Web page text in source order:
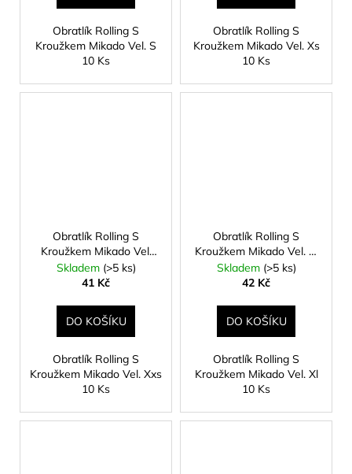
Obratlík Rolling S
Kroužkem Mikado Vel. S
10 Ks
Obratlík Rolling S
Kroužkem Mikado Vel. Xs
10 Ks
Obratlík Rolling S
Kroužkem Mikado Vel.
Xxs 10 Ks
Skladem (>5 ks)
41 Kč
DO KOŠÍKU
Obratlík Rolling S
Kroužkem Mikado Vel. Xxs
10 Ks
Obratlík Rolling S
Kroužkem Mikado Vel. Xl
10 Ks
Skladem (>5 ks)
42 Kč
DO KOŠÍKU
Obratlík Rolling S
Kroužkem Mikado Vel. Xl
10 Ks